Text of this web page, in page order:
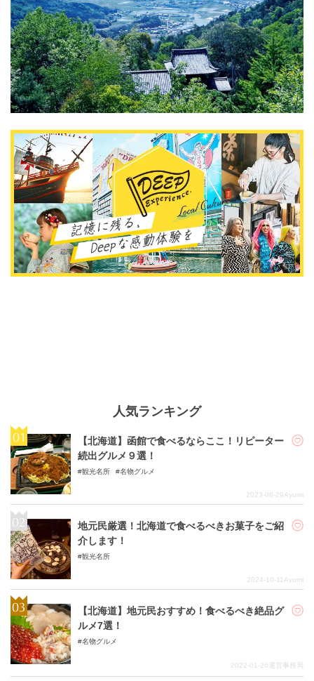
人気ランキング
【北海道】函館で食べるならここ！リピーター
続出グルメ９選！
観光名所 名物グルメ
2023-08-29Ayumi
地元民厳選！北海道で食べるべきお菓子をご紹
介します！
観光名所
2024-10-11 Ayumi
【北海道】地元民おすすめ！食べるべき絶品グ
ルメ7選！
名物グルメ
2022-01-26運営事務局